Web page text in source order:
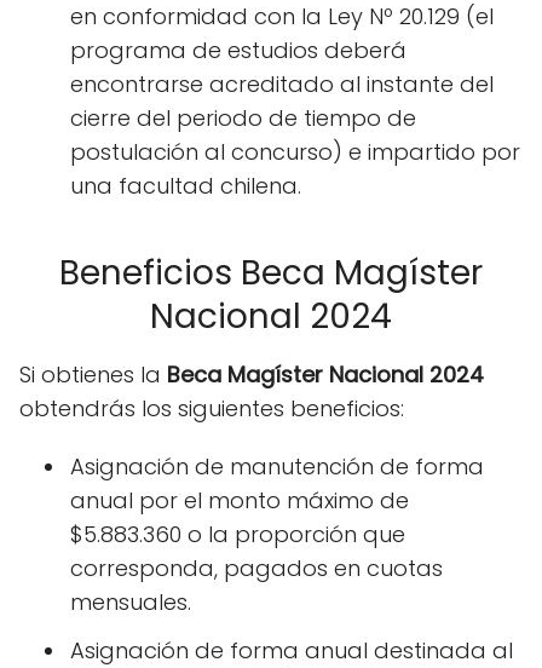
en conformidad con la Ley Nº 20.129 (el
programa de estudios deberá
encontrarse acreditado al instante del
cierre del periodo de tiempo de
postulación al concurso) e impartido por
una facultad chilena.
Beneficios Beca Magíster
Nacional 2024
Si obtienes la Beca Magíster Nacional 2024
obtendrás los siguientes beneficios:
Asignación de manutención de forma
anual por el monto máximo de
$5.883.360 o la proporción que
corresponda, pagados en cuotas
mensuales.
Asignación de forma anual destinada al